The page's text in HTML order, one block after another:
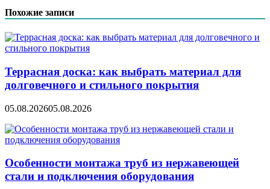
Похожие записи
Террасная доска: как выбрать материал для
долговечного и стильного покрытия
05.08.202605.08.2026
Особенности монтажа труб из нержавеющей
стали и подключения оборудования